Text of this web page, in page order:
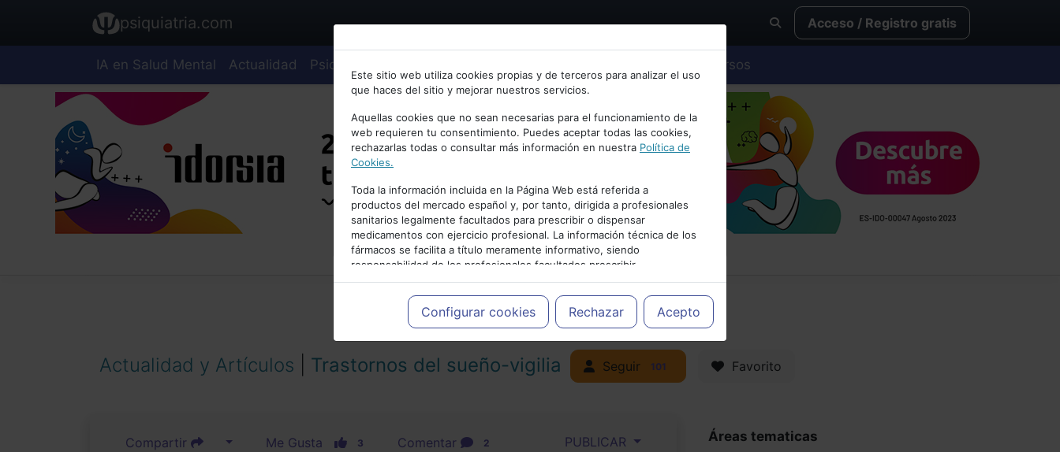
Bienvenid@ a psiquiatria.com
Escribe tu Email
Accede o regístrate con tu email.
Cancelar
psiquiatria.com Acceso / Registro gratis
IA en Salud Mental Actualidad Psiquiatría Cursos
Este sitio web utiliza cookies propias y de terceros para analizar el uso
que haces del sitio y mejorar nuestros servicios.
Aquellas cookies que no sean necesarias para el funcionamiento de la
web requieren tu consentimiento. Puedes aceptar todas las cookies,
rechazarlas todas o consultar más información en nuestra Política de
Cookies.
Toda la información incluida en la Página Web está referida a
productos del mercado español y, por tanto, dirigida a profesionales
sanitarios legalmente facultados para prescribir o dispensar
medicamentos con ejercicio profesional. La información técnica de los
fármacos se facilita a título meramente informativo, siendo
responsabilidad de los profesionales facultados prescribir
medicamentos y decidir, en cada caso concreto, el tratamiento más
adecuado a las necesidades del paciente.
Configurar cookies Rechazar Acepto
PUBLICIDAD
Actualidad y Artículos Trastornos del sueño-vigilia Seguir 101 Favorito
Compartir Me Gusta 3 Comentar 2 PUBLICAR Áreas tematicas